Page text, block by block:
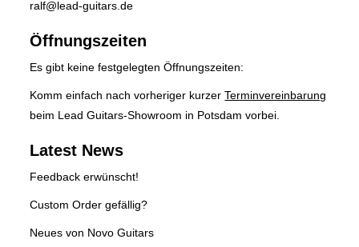
ralf@lead-guitars.de
Öffnungszeiten
Es gibt keine festgelegten Öffnungszeiten:
Komm einfach nach vorheriger kurzerTerminvereinbarung
beim Lead Guitars-Showroom in Potsdam vorbei.
Latest News
Feedback erwünscht!
Custom Order gefällig?
Neues von Novo Guitars